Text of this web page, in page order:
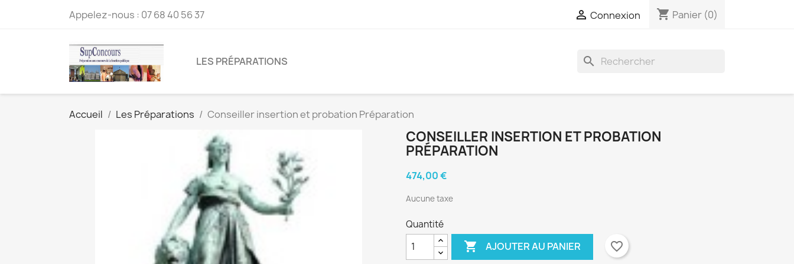
Appelez-nous : 07 68 40 56 37  Connexion shopping_cart Panier (0)
LES PRÉPARATIONS search
Accueil Les Préparations Conseiller insertion et probation Préparation
CONSEILLER INSERTION ET PROBATION
PRÉPARATION
474,00 €
Aucune taxe
Quantité
 AJOUTER AU PANIER favorite_border